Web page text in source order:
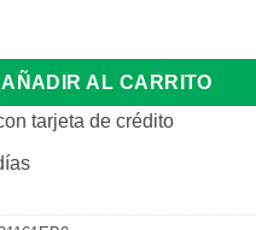
2, 8-4, 0 A S00 CL10 cantidad
AÑADIR AL CARRITO
tarjeta de crédito